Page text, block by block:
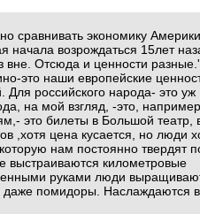
сравнивать экономику
начала возрождаться 15лет
вне. Отсюда и ценности
это наши европейские
Для российского народа- это уж
на мой взгляд, -это, например,
это билеты в Большой театр,
,хотя цена кусается, но люди
нам постоянно твердят
выстраиваются километровые
руками люди
даже помидоры. Наслаждаются